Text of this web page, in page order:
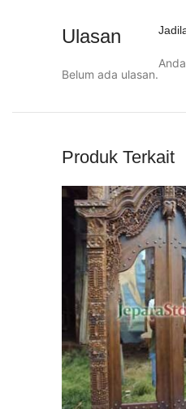
Ulasan
Belum ada ulasan.
Produk Terkait